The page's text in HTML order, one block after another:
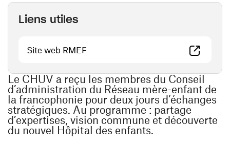
Liens utiles
Site web RMEF (ouvre une nouvelle fenêtre)
Le CHUV a reçu les membres du Conseil
d’administration du Réseau mère-enfant de
la francophonie pour deux jours d’échanges
stratégiques. Au programme : partage
d’expertises, vision commune et découverte
du nouvel Hôpital des enfants.